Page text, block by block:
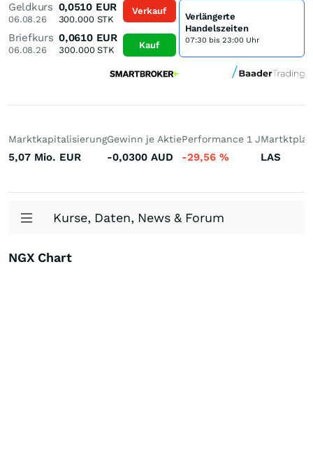
Geldkurs
06.08.26
0,0510 EUR
300.000STK
Briefkurs
06.08.26
0,0610 EUR
300.000STK
Verkauf
Kauf
Verlängerte
Handelszeiten
07:30 bis 23:00 Uhr
Marktkapitalisierung
5,07 Mio. EUR
Gewinn je Aktie
-0,0300 AUD
Performance 1 J
-29,56 % LAS
Kurse, Daten, News & Forum
NGX Chart